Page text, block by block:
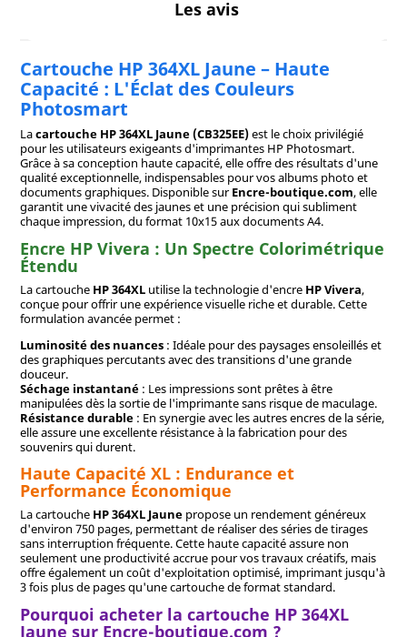
Les avis
Cartouche HP 364XL Jaune – Haute
Capacité : L'Éclat des Couleurs
Photosmart
Lacartouche HP 364XL Jaune (CB325EE)est le choix privilégié
pour les utilisateurs exigeants d'imprimantes HP Photosmart.
Grâce à sa conception haute capacité, elle offre des résultats d'une
qualité exceptionnelle, indispensables pour vos albums photo et
documents graphiques. Disponible surEncre-boutique.com, elle
garantit une vivacité des jaunes et une précision qui subliment
chaque impression, du format 10x15 aux documents A4.
Encre HP Vivera : Un Spectre Colorimétrique
Étendu
La cartouche HP 364XLutilise la technologie d'encre HP Vivera,
conçue pour offrir une expérience visuelle riche et durable. Cette
formulation avancée permet :
Luminosité des nuances: Idéale pour des paysages ensoleillés et
des graphiques percutants avec des transitions d'une grande
douceur.
Séchage instantané: Les impressions sont prêtes à être
manipulées dès la sortie de l'imprimante sans risque de maculage.
Résistance durable: En synergie avec les autres encres de la série,
elle assure une excellente résistance à la fabrication pour des
souvenirs qui durent.
Haute Capacité XL : Endurance et
Performance Économique
La cartouche HP 364XL Jaunepropose un rendement généreux
d'environ 750 pages, permettant de réaliser des séries de tirages
sans interruption fréquente. Cette haute capacité assure non
seulement une productivité accrue pour vos travaux créatifs, mais
offre également un coût d'exploitation optimisé, imprimant jusqu'à
3 fois plus de pages qu'une cartouche de format standard.
Pourquoi acheter la cartouche HP 364XL
Jaune sur Encre-boutique.com ?